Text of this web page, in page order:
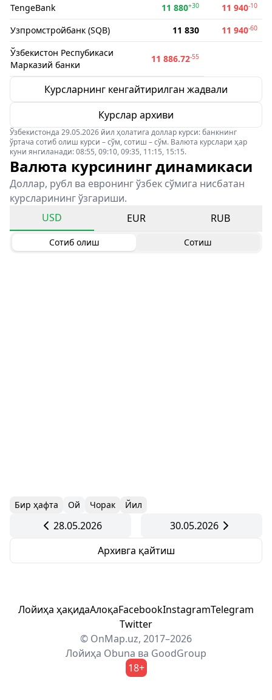
TengeBank 11 880+30 11 940-10
Узпромстройбанк (SQB) 11 830 11 940-60
Ўзбекистон Респубикаси
Марказий банки
11 886.72-55
Курсларнинг кенгайтирилган жадвали
Курслар архиви
Ўзбекистонда 29.05.2026 йил ҳолатига доллар курси: банкнинг
ўртача сотиб олиш курси – сўм, сотиш – сўм. Валюта курслари ҳар
куни янгиланади: 08:55, 09:10, 09:35, 11:15, 15:15.
Валюта курсининг динамикаси
Доллар, рубл ва евронинг ўзбек сўмига нисбатан
курсларининг ўзгариши.
USD
EUR RUB
Сотиб олиш Сотиш
Бир ҳафта Ой Чорак Йил
28.05.2026
30.05.2026
Архивга қайтиш
Лойиҳа ҳақидаАлоқаFacebookInstagramTelegram
Twitter
© OnMap.uz, 2017–2026
Лойиҳа Obuna ва GoodGroup
18+